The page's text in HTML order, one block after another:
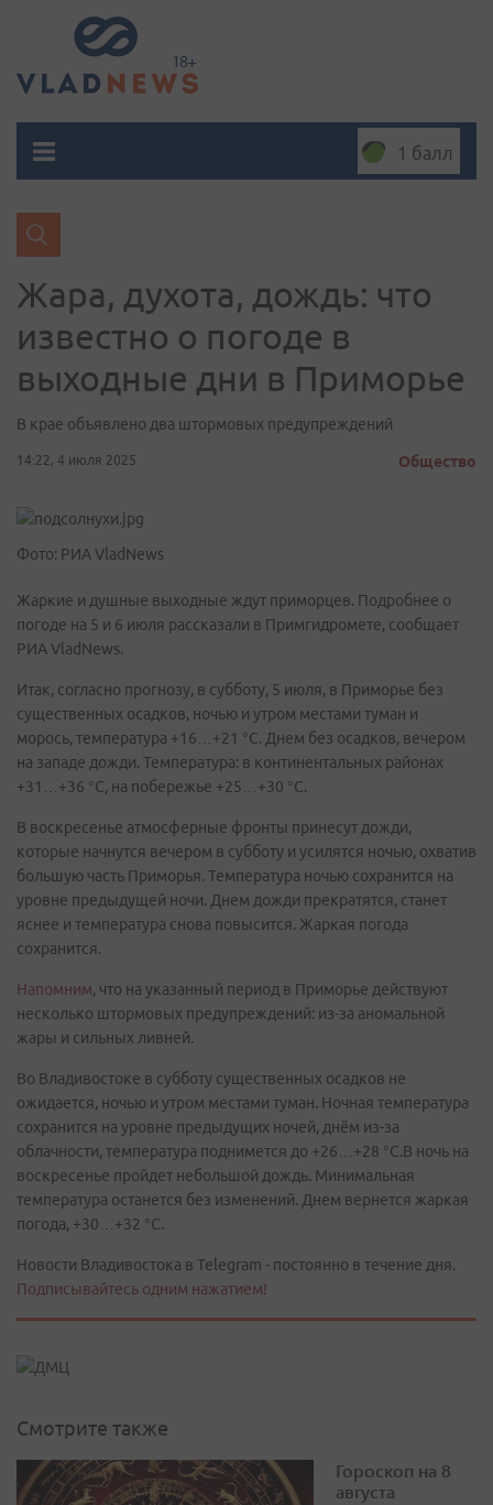
1 балл
Жара, духота, дождь: что
известно о погоде в
выходные дни в Приморье
В крае объявлено два штормовых предупреждений
14:22, 4 июля 2025 Общество
Фото: РИА VladNews
Жаркие и душные выходные ждут приморцев. Подробнее о
погоде на 5 и 6 июля рассказали в Примгидромете, сообщает
РИА VladNews.
Итак, согласно прогнозу, в субботу, 5 июля, в Приморье без
существенных осадков, ночью и утром местами туман и
морось, температура +16…+21 °С. Днем без осадков, вечером
на западе дожди. Температура: в континентальных районах
+31…+36 °С, на побережье +25…+30 °С.
В воскресенье атмосферные фронты принесут дожди,
которые начнутся вечером в субботу и усилятся ночью, охватив
большую часть Приморья. Температура ночью сохранится на
уровне предыдущей ночи. Днем дожди прекратятся, станет
яснее и температура снова повысится. Жаркая погода
сохранится.
Напомним, что на указанный период в Приморье действуют
несколько штормовых предупреждений: из-за аномальной
жары и сильных ливней.
Во Владивостоке в субботу существенных осадков не
ожидается, ночью и утром местами туман. Ночная температура
сохранится на уровне предыдущих ночей, днём из-за
облачности, температура поднимется до +26…+28 °С.В ночь на
воскресенье пройдет небольшой дождь. Минимальная
температура останется без изменений. Днем вернется жаркая
погода, +30…+32 °С.
Новости Владивостока в Telegram - постоянно в течение дня.
Подписывайтесь одним нажатием!
Смотрите также
Гороскоп на 8
августа